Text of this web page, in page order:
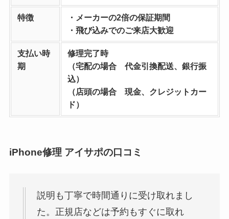
特徴
・メーカーの2倍の保証期間
・飛び込みでのご来店大歓迎
支払い時
期
修理完了時
（宅配の場合 代金引換配送、銀行振
込）
（店頭の場合 現金、クレジットカー
ド）
iPhone修理 アイサポの口コミ
説明も丁寧で時間通りに受け取れまし
た。正規店などは予約もすぐに取れ